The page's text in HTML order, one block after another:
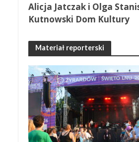
Alicja Jatczak i Olga
Kutnowski Dom Kultury
Materiał reporterski